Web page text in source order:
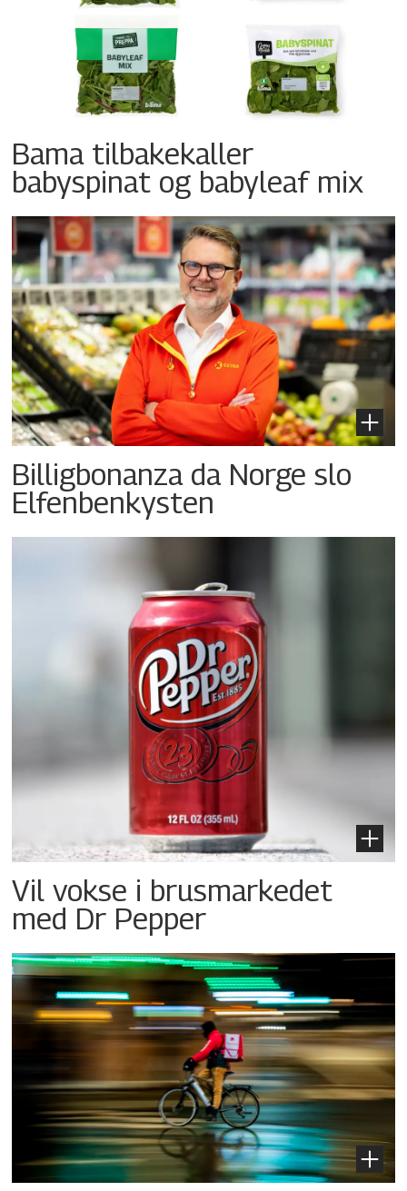
Bama tilbakekaller
babyspinat og babyleaf mix
Billigbonanza da Norge slo
Elfenbenkysten
Vil vokse i brusmarkedet
med Dr Pepper